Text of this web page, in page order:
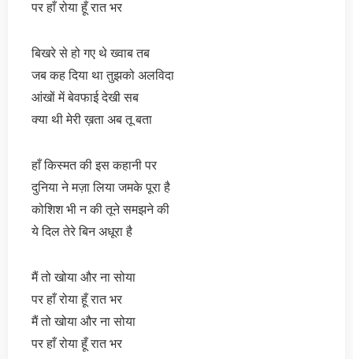
पर हाँ रोया हूँ रात भर
बिखरे से हो गए थे ख्वाब तब
जब कह दिया था तुझको अलविदा
आंखों में बेवफाई देखी सब
क्या थी मेरी ख़ता अब तू बता
हाँ किस्मत की इस कहानी पर
दुनिया ने मज़ा लिया जमके पूरा है
कोशिश भी न की तूने समझने की
ये दिल तेरे बिन अधूरा है
मैं तो खोया और ना सोया
पर हाँ रोया हूँ रात भर
मैं तो खोया और ना सोया
पर हाँ रोया हूँ रात भर